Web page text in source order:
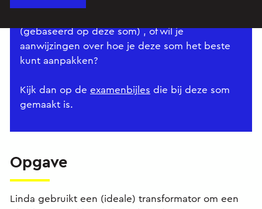
examensom. Wil je wat meer
(gebaseerd op deze som) , of wil je
aanwijzingen over hoe je deze som het beste
kunt aanpakken?
Kijk dan op de examenbijles die bij deze som
gemaakt is.
Opgave
Linda gebruikt een (ideale) transformator om een